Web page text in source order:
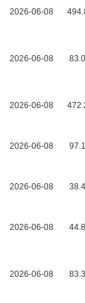
2026-06-08
2026-06-08
2026-06-08
2026-06-08
2026-06-08
2026-06-08
2026-06-08